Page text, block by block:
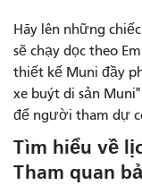
Hãy lên những
sẽ chạy dọc theo
thiết kế Muni đầy
xe buýt di sản
để người tham dự
Tìm hiểu về
Tham quan